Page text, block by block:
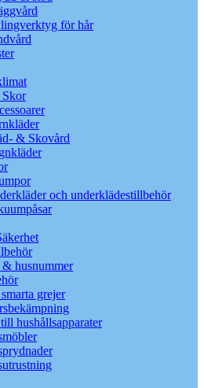
för hår
& Skovård
och underklädestillbehör
& husnummer
grejer
hushållsapparater